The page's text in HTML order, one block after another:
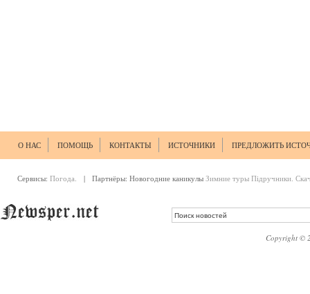
О НАС ПОМОЩЬ КОНТАКТЫ ИСТОЧНИКИ ПРЕДЛОЖИТЬ
Сервисы: Погода. | Партнёры: Новогодние каникулы Зимние туры Підручники.
Copyright ©